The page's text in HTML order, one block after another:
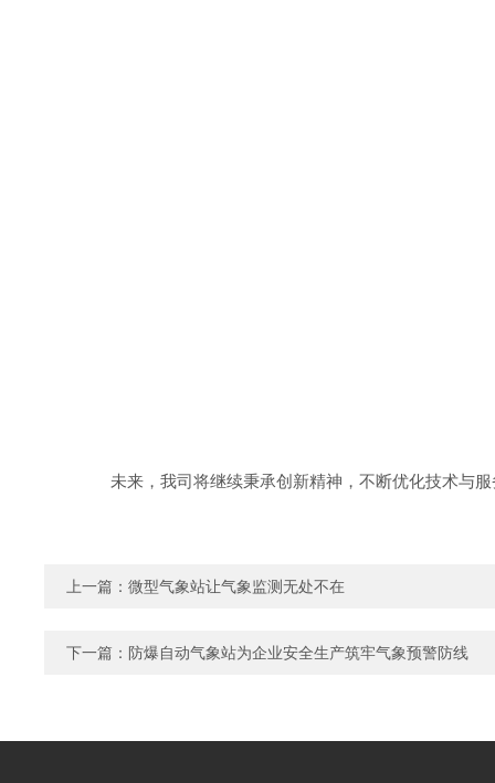
未来，我司将继续秉承创新精神，不断优化技术与服
上一篇： 微型气象站让气象监测无处不在
下一篇： 防爆自动气象站为企业安全生产筑牢气象预警防线